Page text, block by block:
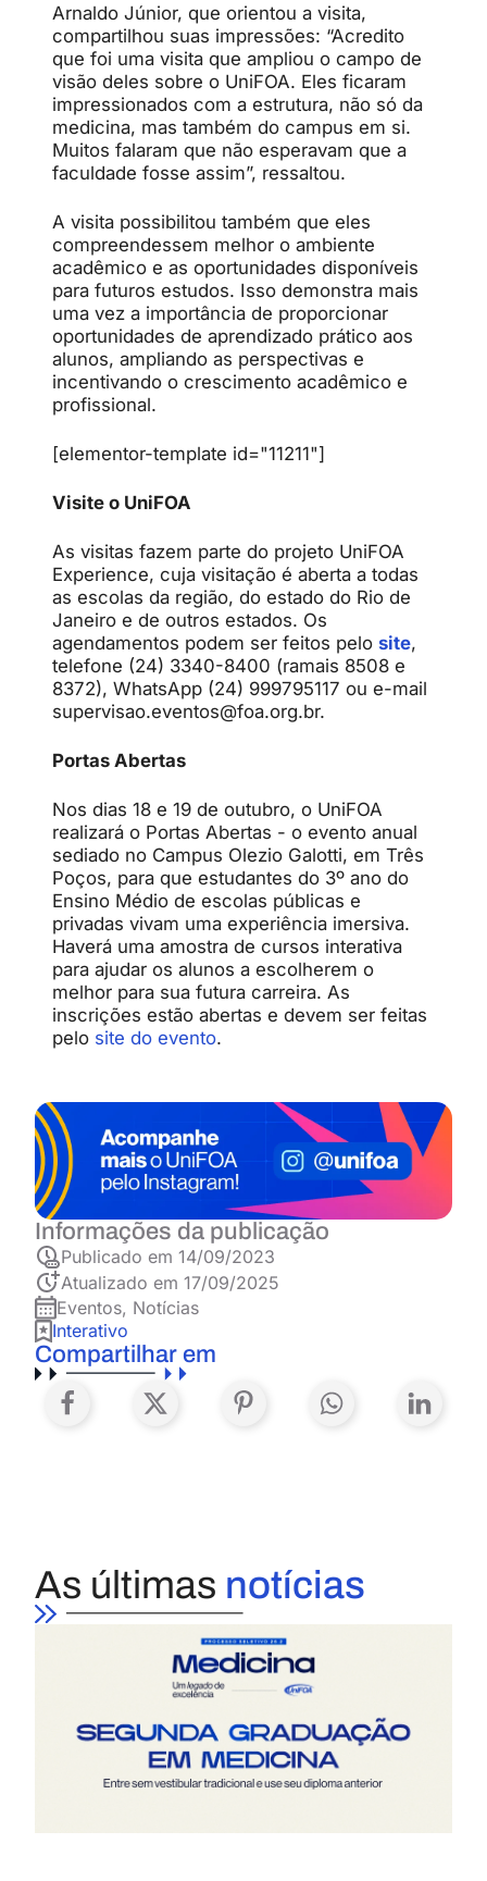
Arnaldo Júnior, que orientou a visita,
compartilhou suas impressões: “Acredito
que foi uma visita que ampliou o campo de
visão deles sobre o UniFOA. Eles ficaram
impressionados com a estrutura, não só da
medicina, mas também do campus em si.
Muitos falaram que não esperavam que a
faculdade fosse assim”, ressaltou.
A visita possibilitou também que eles
compreendessem melhor o ambiente
acadêmico e as oportunidades disponíveis
para futuros estudos. Isso demonstra mais
uma vez a importância de proporcionar
oportunidades de aprendizado prático aos
alunos, ampliando as perspectivas e
incentivando o crescimento acadêmico e
profissional.
[elementor-template id="11211"]
Visite o UniFOA
As visitas fazem parte do projeto UniFOA
Experience, cuja visitação é aberta a todas
as escolas da região, do estado do Rio de
Janeiro e de outros estados. Os
agendamentos podem ser feitos pelo site,
telefone (24) 3340-8400 (ramais 8508 e
8372), WhatsApp (24) 999795117 ou e-mail
supervisao.eventos@foa.org.br.
Portas Abertas
Nos dias 18 e 19 de outubro, o UniFOA
realizará o Portas Abertas - o evento anual
sediado no Campus Olezio Galotti, em Três
Poços, para que estudantes do 3º ano do
Ensino Médio de escolas públicas e
privadas vivam uma experiência imersiva.
Haverá uma amostra de cursos interativa
para ajudar os alunos a escolherem o
melhor para sua futura carreira. As
inscrições estão abertas e devem ser feitas
pelo site do evento.
Informações da publicação
Publicado em 14/09/2023
Atualizado em 17/09/2025
Eventos, Notícias
Interativo
Compartilhar em
As últimas notícias